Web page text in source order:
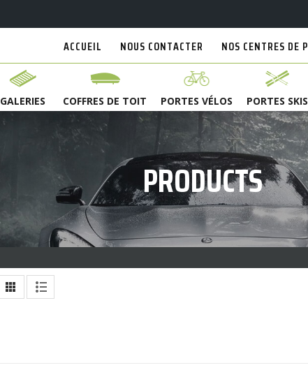
ACCUEIL NOUS CONTACTER NOS CENTRES DE
GALERIES COFFRES DE TOIT PORTES VÉLOS PORTES SKIS
PRODUCTS